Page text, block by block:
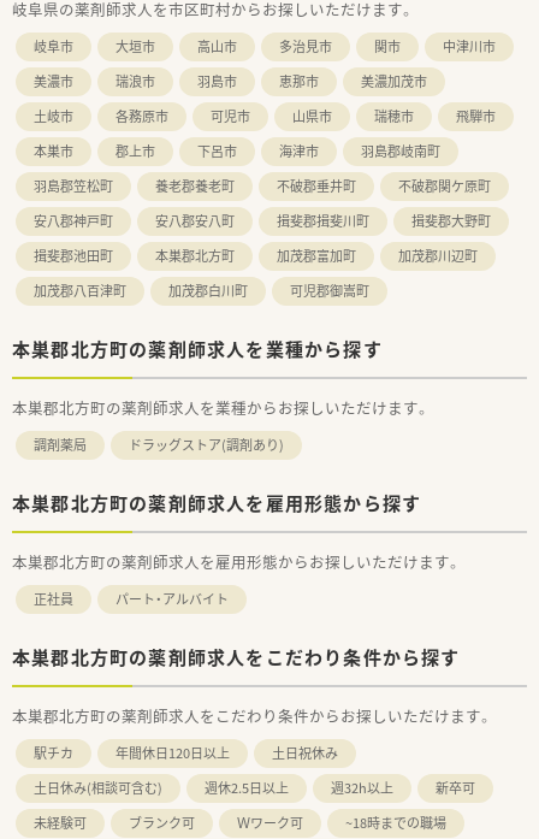
岐阜県の薬剤師求人を市区町村からお探しいただけます。
岐阜市 大垣市 高山市 多治見市 関市
中津川市
美濃市
瑞浪市 羽島市 恵那市
美濃加茂市
土岐市
各務原市 可児市 山県市 瑞穂市
飛騨市
本巣市
郡上市 下呂市 海津市
羽島郡岐南町
羽島郡笠松町
養老郡養老町 不破郡垂井町
不破郡関ケ原町
安八郡神戸町
安八郡安八町 揖斐郡揖斐川町
揖斐郡大野町
揖斐郡池田町
本巣郡北方町 加茂郡富加町
加茂郡川辺町
加茂郡八百津町
加茂郡白川町 可児郡御嵩町
本巣郡北方町の薬剤師求人を業種から探す
本巣郡北方町の薬剤師求人を業種からお探しいただけます。
調剤薬局 ドラッグストア(調剤あり)
本巣郡北方町の薬剤師求人を雇用形態から探す
本巣郡北方町の薬剤師求人を雇用形態からお探しいただけます。
正社員 パート・アルバイト
本巣郡北方町の薬剤師求人をこだわり条件から探す
本巣郡北方町の薬剤師求人をこだわり条件からお探しいただけます。
駅チカ 年間休日120日以上
土日祝休み
土日休み(相談可含む)
週休2.5日以上 週32h以上
新卒可
未経験可
ブランク可 Ｗワーク可
~18時までの職場